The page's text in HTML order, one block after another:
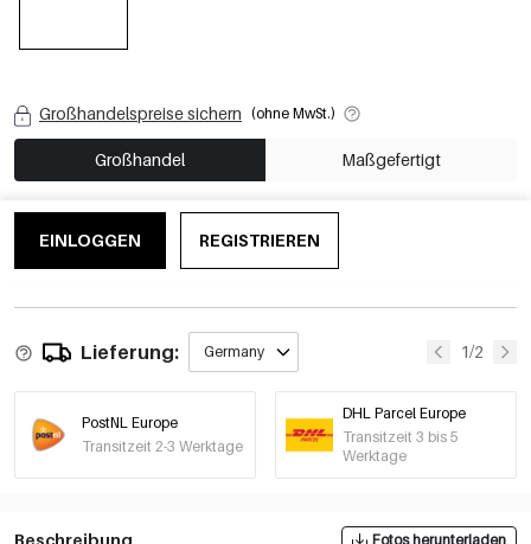
Großhandelspreise sichern (ohne MwSt.)
Großhandel Maßgefertigt
EINLOGGEN REGISTRIEREN
Lieferung: Germany 1/2
PostNL Europe
Transitzeit 2-3 Werktage
DHL Parcel Europe
Transitzeit 3 bis 5
Werktage
Beschreibung Fotos herunterladen